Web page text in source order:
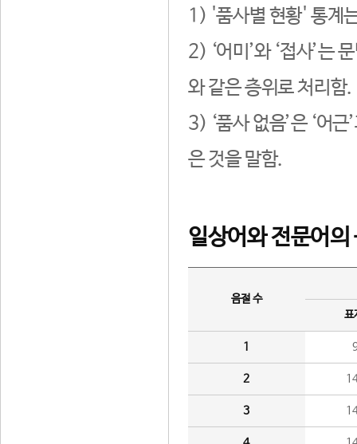
1) '품사별 현황' 통계
2) ‘어미’와 ‘접사’는
와 같은 층위로 처리함.
3) ‘품사 없음’은 ‘어
은 것을 말함.
일상어와 전문어의
음절 수
표
1
2
3